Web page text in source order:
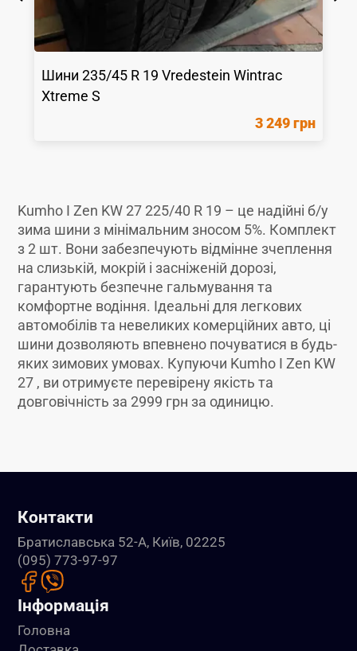
Шини235/45 R 19 Vredestein Wintrac
Xtreme S
3 249 грн
Kumho I Zen KW 27 225/40 R 19 – це надійні б/у
зима шини з мінімальним зносом 5%. Комплект
з 2 шт. Вони забезпечують відмінне зчеплення
на слизькій, мокрій і засніженій дорозі,
гарантують безпечне гальмування та
комфортне водіння. Ідеальні для легкових
автомобілів та невеликих комерційних авто, ці
шини дозволяють впевнено почуватися в будь-
яких зимових умовах. Купуючи Kumho I Zen KW
27 , ви отримуєте перевірену якість та
довговічність за 2999 грн за одиницю.
Контакти
Братиславська 52-А, Київ, 02225
(095) 773-97-97
Інформація
Головна